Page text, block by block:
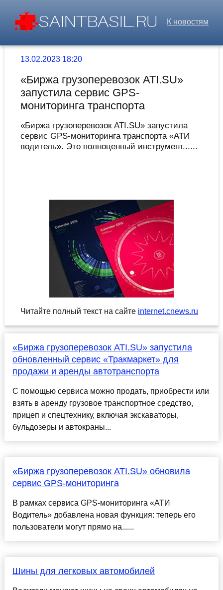
К новостям
13.02.2023 18:20
«Биржа грузоперевозок ATI.SU»
запустила сервис GPS-
мониторинга транспорта
«Биржа грузоперевозок ATI.SU» запустила
сервис GPS-мониторинга транспорта «АТИ
водитель». Это полноценный инструмент......
Читайте полный текст на сайте internet.cnews.ru
«Биржа грузоперевозок ATI.SU» запустила
обновленный сервис «Тракмаркет» для
продажи и аренды автотранспорта
С помощью сервиса можно продать, приобрести или
взять в аренду грузовое транспортное средство,
прицеп и спецтехнику, включая экскаваторы,
бульдозеры и автокраны...
«Биржа грузоперевозок ATI.SU» обновила
сервис GPS-мониторинга
В рамках сервиса GPS-мониторинга «АТИ
Водитель» добавлена новая функция: теперь его
пользователи могут прямо на......
Шины для легковых автомобилей